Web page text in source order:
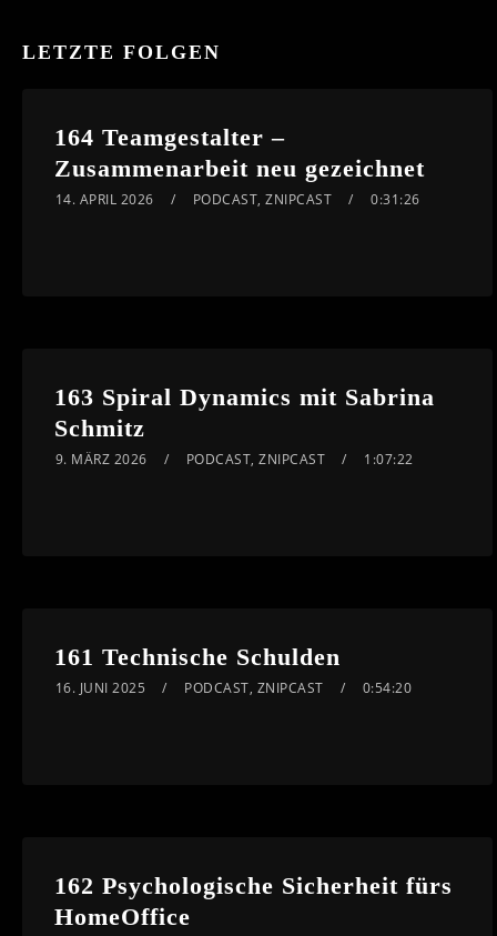
LETZTE FOLGEN
164 Teamgestalter –
Zusammenarbeit neu gezeichnet
14. APRIL 2026 PODCAST,ZNIPCAST 0:31:26
163 Spiral Dynamics mit Sabrina
Schmitz
9. MÄRZ 2026 PODCAST,ZNIPCAST 1:07:22
161 Technische Schulden
16. JUNI 2025 PODCAST, ZNIPCAST 0:54:20
162 Psychologische Sicherheit fürs
HomeOffice